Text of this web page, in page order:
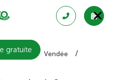
gratuite
+ terrain
Vendée